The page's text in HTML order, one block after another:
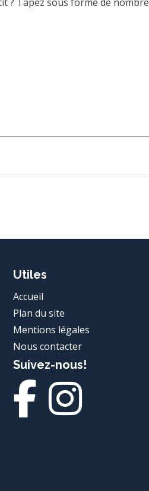
Utiles
Accueil
Plan du site
Mentions légales
Nous contacter
Suivez-nous!